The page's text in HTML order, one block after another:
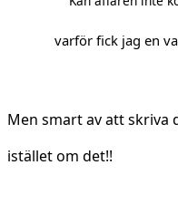
varför fick jag en
Men smart av att skriva
istället om det!!